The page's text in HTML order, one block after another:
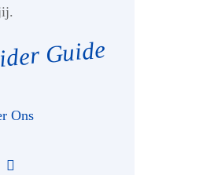
Guide
Ons